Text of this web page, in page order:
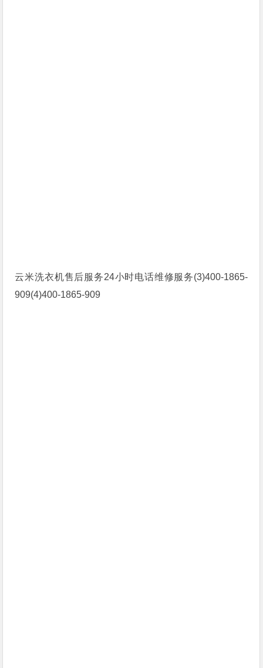
云米洗衣机售后服务24小时电话维修服务(3)400-1865-
909(4)400-1865-909